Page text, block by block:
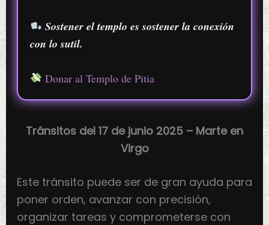
Sostener el templo es sostener la conexión
con lo sutil.
Donar al Templo de Pitia
Tránsitos del 17 de junio 2025 – Marte en
Virgo
Este tránsito puede ser de gran ayuda para
poner orden, avanzar con precisión,
organizar tareas y comprometerse con